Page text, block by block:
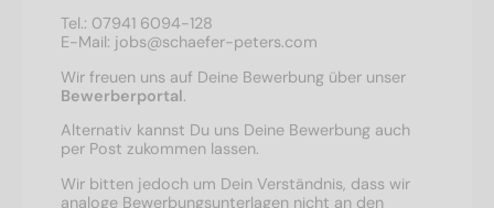
Tel.: 07941 6094-128
E-Mail: jobs@schaefer-peters.com
Wir freuen uns auf Deine Bewerbung über unser
Bewerberportal.
Alternativ kannst Du uns Deine Bewerbung auch
per Post zukommen lassen.
Wir bitten jedoch um Dein Verständnis, dass wir
analoge Bewerbungsunterlagen nicht an den